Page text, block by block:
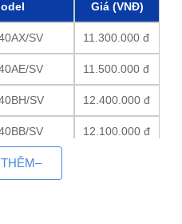
Giá (VNĐ)
SV 11.300.000 đ
SV 11.500.000 đ
SV 12.400.000 đ
SV 12.100.000 đ
SV